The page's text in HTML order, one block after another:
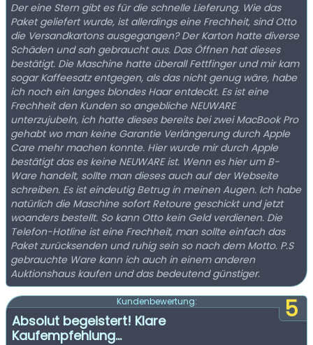
Der eine Stern gibt es für die schnelle Lieferung. Wie das
Paket geliefert wurde, ist allerdings eine Frechheit, sind Otto
die Versandkartons ausgegangen? Der Karton hatte diverse
Schäden und sah gebraucht aus. Das Öffnen hat dieses
bestätigt. Die Maschine hatte überall Fettfinger und mir kam
sogar Kaffeesatz entgegen, als das nicht genug wäre, habe
ich noch ein langes blondes Haar entdeckt. Es ist eine
Frechheit den Kunden so angebliche NEUWARE
unterzujubeln, ich hatte dieses bereits bei zwei MacBook Pro
gehabt wo man keine Garantie Verlängerung durch Apple
Care mehr machen konnte. Hier wurde mir durch Apple
bestätigt das es keine NEUWARE ist. Wenn es hier um B-
Ware handelt, sollte man dieses auch auf der Webseite
schreiben. Es ist eindeutig Betrug in meinen Augen. Ich habe
natürlich die Maschine sofort Retoure geschickt und jetzt
woanders bestellt. So kann Otto kein Geld verdienen. Die
Telefon-Hotline ist eine Frechheit, man sollte einfach das
Paket zurücksenden und ruhig sein so nach dem Motto. P.S
gebrauchte Ware kann ich auch in einem anderen
Auktionshaus kaufen und das bedeutend günstiger.
5
Kundenbewertung:
Absolut begeistert! Klare
Kaufempfehlung...